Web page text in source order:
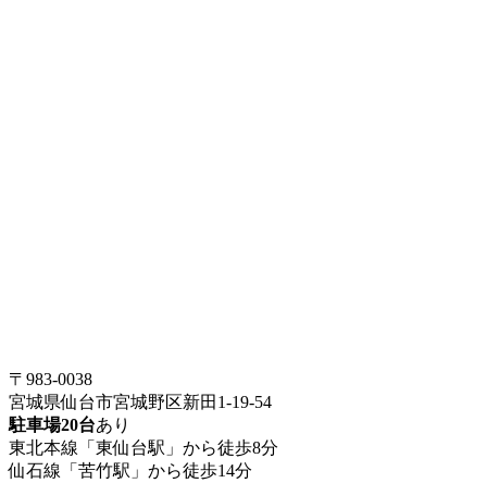
〒983-0038
宮城県仙台市宮城野区新田1-19-54
駐車場20台あり
東北本線「東仙台駅」から徒歩8分
仙石線「苦竹駅」から徒歩14分